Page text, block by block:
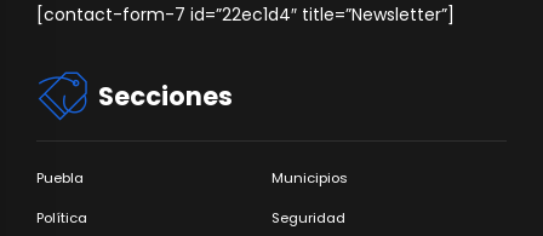
[contact-form-7 id=”22ec1d4″ title=”Newsletter”]
Secciones
Puebla Municipios
Política Seguridad